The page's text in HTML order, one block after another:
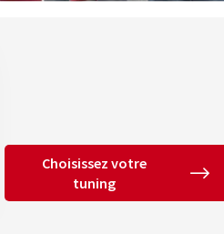
Choisissez votre
tuning